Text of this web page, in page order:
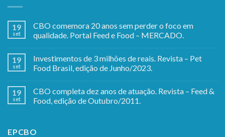
19
set
CBO comemora 20 anos sem perder o foco em
qualidade. Portal Feed e Food – MERCADO.
19
set
Investimentos de 3 milhões de reais. Revista – Pet
Food Brasil, edição de Junho/2023.
19
set
CBO completa dez anos de atuação. Revista – Feed &
Food, edição de Outubro/2011.
EPCBO